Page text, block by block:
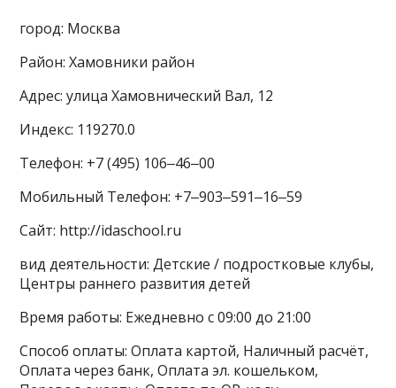
город: Москва
Район: Хамовники район
Адрес: улица Хамовнический Вал, 12
Индекс: 119270.0
Телефон: +7 (495) 106‒46‒00
Мобильный Телефон: +7‒903‒591‒16‒59
Сайт: http://idaschool.ru
вид деятельности: Детские / подростковые клубы,
Центры раннего развития детей
Время работы: Ежедневно с 09:00 до 21:00
Способ оплаты: Оплата картой, Наличный расчёт,
Оплата через банк, Оплата эл. кошельком,